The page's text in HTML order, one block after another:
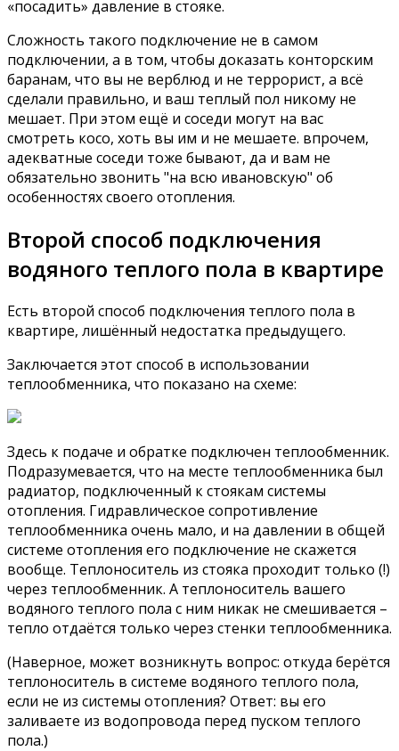
«посадить» давление в стояке.
Сложность такого подключение не в самом
подключении, а в том, чтобы доказать конторским
баранам, что вы не верблюд и не террорист, а всё
сделали правильно, и ваш теплый пол никому не
мешает. При этом ещё и соседи могут на вас
смотреть косо, хоть вы им и не мешаете. впрочем,
адекватные соседи тоже бывают, да и вам не
обязательно звонить "на всю ивановскую" об
особенностях своего отопления.
Второй способ подключения
водяного теплого пола в квартире
Есть второй способ подключения теплого пола в
квартире, лишённый недостатка предыдущего.
Заключается этот способ в использовании
теплообменника, что показано на схеме:
Здесь к подаче и обратке подключен теплообменник.
Подразумевается, что на месте теплообменника был
радиатор, подключенный к стоякам системы
отопления. Гидравлическое сопротивление
теплообменника очень мало, и на давлении в общей
системе отопления его подключение не скажется
вообще. Теплоноситель из стояка проходит только (!)
через теплообменник. А теплоноситель вашего
водяного теплого пола с ним никак не смешивается –
тепло отдаётся только через стенки теплообменника.
(Наверное, может возникнуть вопрос: откуда берётся
теплоноситель в системе водяного теплого пола,
если не из системы отопления? Ответ: вы его
заливаете из водопровода перед пуском теплого
пола.)